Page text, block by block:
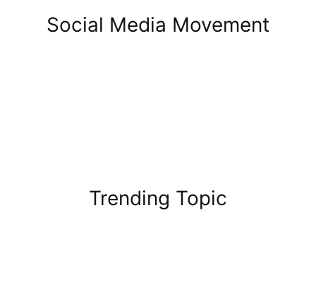
Social Media Movement
Trending Topic